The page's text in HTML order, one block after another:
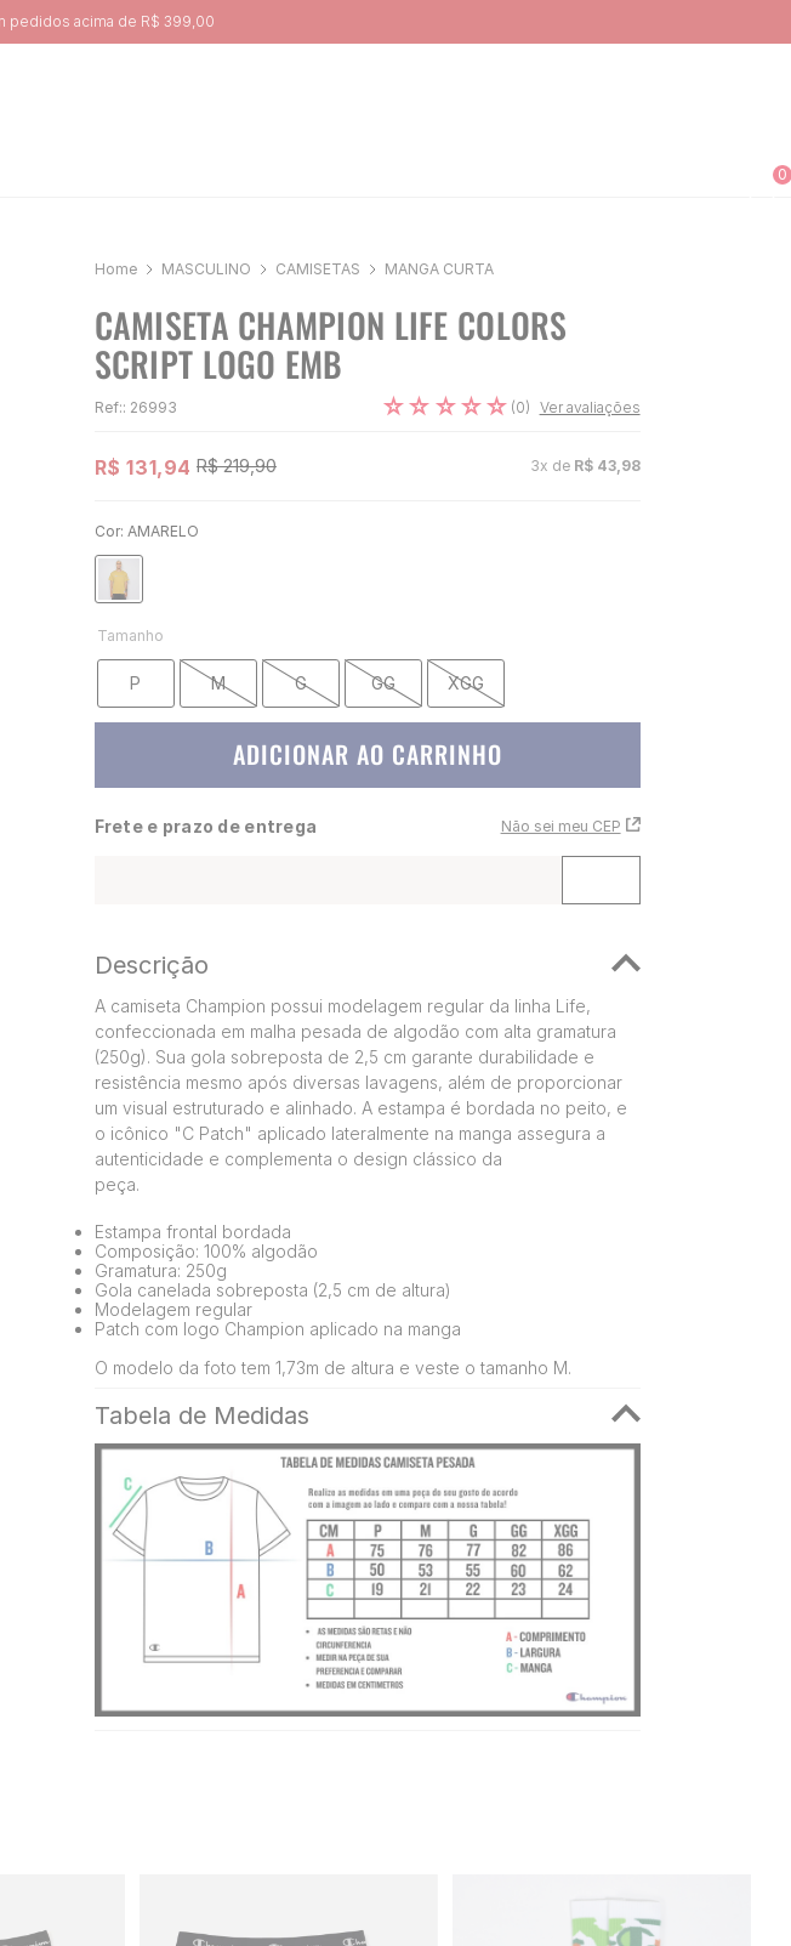
o cupom: PRIMEIRA10
0
MASCULINO CAMISETAS MANGA CURTA
CAMISETA CHAMPION LIFE COLORS
SCRIPT LOGO EMB
Ref:: 26993 ☆☆ ☆☆☆ (0) Ver avaliações
R$ 131,94 R$ 219,90 3x de R$ 43, 98
Cor: AMARELO
Tamanho
P M G GG XGG
ADICIONAR AO CARRINHO
Frete e prazo de entrega Não sei meu CEP
Descrição
A camiseta Champion possui modelagem regular da linha Life,
confeccionada em malha pesada de algodão com alta gramatura
(250g). Sua gola sobreposta de 2,5 cm garante durabilidade e
resistência mesmo após diversas lavagens, além de proporcionar
um visual estruturado e alinhado. A estampa é bordada no peito, e
o icônico "C Patch" aplicado lateralmente na manga assegura a
autenticidade e complementa o design clássico da
peça.
Estampa frontal bordada
Composição: 100% algodão
Gramatura: 250g
Gola canelada sobreposta (2,5 cm de altura)
Modelagem regular
Patch com logo Champion aplicado na manga
O modelo da foto tem 1,73m de altura e veste o tamanho M.
Tabela de Medidas